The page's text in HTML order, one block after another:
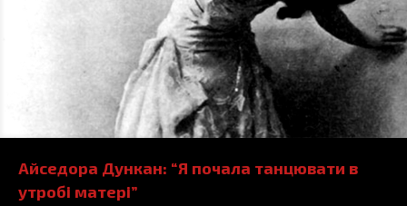
Айседора Дункан: “Я почала танцювати в
утробі матері”